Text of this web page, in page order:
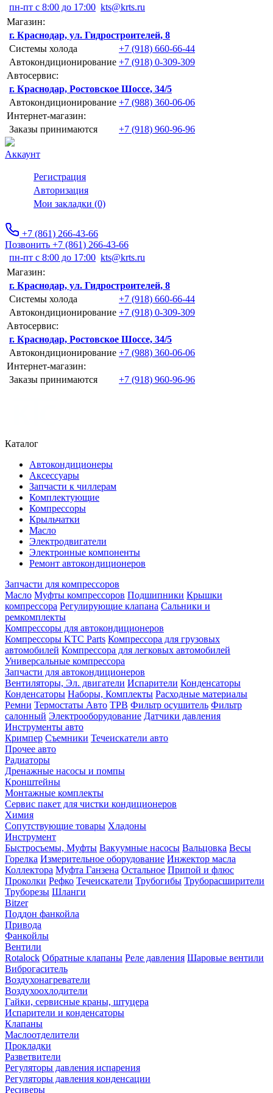
пн-пт с 8:00 до 17:00 kts@krts.ru
Магазин:
г. Краснодар, ул. Гидростроителей, 8
Системы холода
+7 (918) 660-66-44
Автокондиционирование +7 (918) 0-309-309
Автосервис:
г. Краснодар, Ростовское Шоссе, 34/5
Автокондиционирование +7 (988) 360-06-06
Интернет-магазин:
Заказы принимаются
+7 (918) 960-96-96
Аккаунт
Регистрация
Авторизация
Мои закладки (0)
+7 (861) 266-43-66
Позвонить +7 (861) 266-43-66
пн-пт с 8:00 до 17:00 kts@krts.ru
Магазин:
г. Краснодар, ул. Гидростроителей, 8
Системы холода
+7 (918) 660-66-44
Автокондиционирование +7 (918) 0-309-309
Автосервис:
г. Краснодар, Ростовское Шоссе, 34/5
Автокондиционирование +7 (988) 360-06-06
Интернет-магазин:
Заказы принимаются
+7 (918) 960-96-96
Каталог
Автокондиционеры
Аксессуары
Запчасти к чиллерам
Комплектующие
Компрессоры
Крыльчатки
Масло
Электродвигатели
Электронные компоненты
Ремонт автокондиционеров
Запчасти для компрессоров
Масло Муфты компрессоров Подшипники Крышки
компрессора Регулирующие клапана Сальники и
ремкомплекты
Компрессоры для автокондиционеров
Компрессоры KTC Parts Компрессора для грузовых
автомобилей Компрессора для легковых автомобилей
Универсальные компрессора
Запчасти для автокондиционеров
Вентиляторы, Эл. двигатели Испарители Конденсаторы
Конденсаторы Наборы, Комплекты Расходные материалы
Ремни Термостаты Авто ТРВ Фильтр осушитель Фильтр
салонный Электрооборудование Датчики давления
Инструменты авто
Кримпер Съемники Течеискатели авто
Прочее авто
Радиаторы
Дренажные насосы и помпы
Кронштейны
Монтажные комплекты
Сервис пакет для чистки кондиционеров
Химия
Сопутствующие товары Хладоны
Инструмент
Быстросъемы, Муфты Вакуумные насосы Вальцовка Весы
Горелка Измерительное оборудование Инжектор масла
Коллектора Муфта Ганзена Остальное Припой и флюс
Проколки Рефко Течеискатели Трубогибы Труборасширители
Труборезы Шланги
Bitzer
Поддон фанкойла
Привода
Фанкойлы
Вентили
Rotalock Обратные клапаны Реле давления Шаровые вентили
Виброгаситель
Воздухонагреватели
Воздухоохлодители
Гайки, сервисные краны, штуцера
Испарители и конденсаторы
Клапаны
Маслоотделители
Прокладки
Разветвители
Регуляторы давления испарения
Регуляторы давления конденсации
Ресиверы